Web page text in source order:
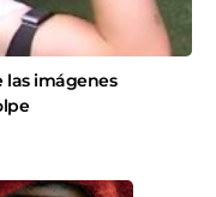
las imágenes